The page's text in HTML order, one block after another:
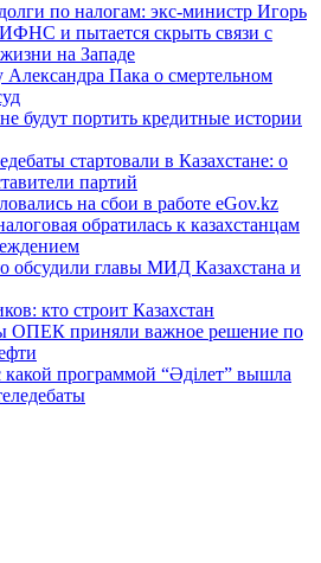
по налогам: экс-министр Игорь
и пытается скрыть связи с
на Западе
Пака о смертельном
будут портить кредитные истории
стартовали в Казахстане: о
партий
на сбои в работе eGov.kz
обратилась к казахстанцам
обсудили главы МИД Казахстана и
кто строит Казахстан
ОПЕК приняли важное решение по
программой “Әділет” вышла